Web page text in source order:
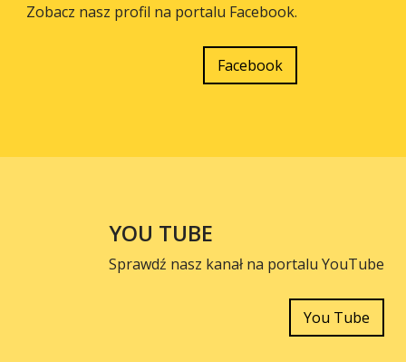
Zobacz nasz profil na portalu Facebook.
Facebook
YOU TUBE
Sprawdź nasz kanał na portalu YouTube
You Tube